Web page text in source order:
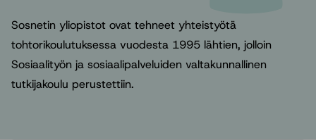
Sosnetin yliopistot ovat tehneet yhteistyötä
tohtorikoulutuksessa vuodesta 1995 lähtien, jolloin
Sosiaalityön ja sosiaalipalveluiden valtakunnallinen
tutkijakoulu perustettiin.